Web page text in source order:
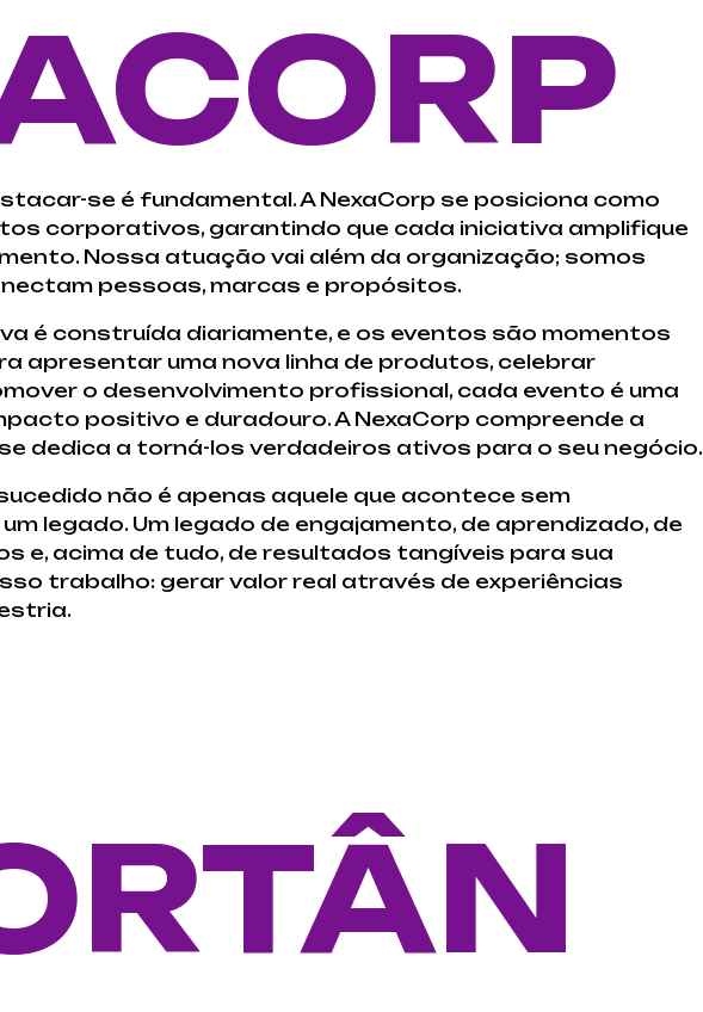
se é fundamental. A NexaCorp se posiciona como
corporativos, garantindo que cada iniciativa amplifique
Nossa atuação vai além da organização; somos
pessoas, marcas e propósitos.
é construída diariamente, e os eventos são momentos
apresentar uma nova linha de produtos, celebrar
o desenvolvimento profissional, cada evento é uma
positivo e duradouro. A NexaCorp compreende a
dedica a torná-los verdadeiros ativos para o seu negócio.
não é apenas aquele que acontece sem
legado. Um legado de engajamento, de aprendizado, de
e, acima de tudo, de resultados tangíveis para sua
trabalho: gerar valor real através de experiências